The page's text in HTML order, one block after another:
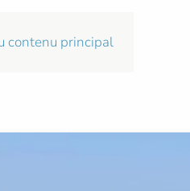
contenu principal